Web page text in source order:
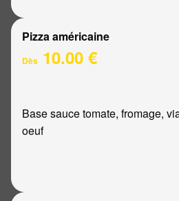
Pizza américaine
Dès 10.00 €
Base sauce tomate, fromage,
oeuf